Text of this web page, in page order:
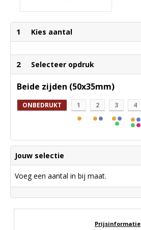
1 Kies aantal
2 Selecteer opdruk
Beide zijden (50x35mm)
ONBEDRUKT 1 2 3 4
Jouw selectie
Voeg een aantal in bij maat.
Prijsinformatie